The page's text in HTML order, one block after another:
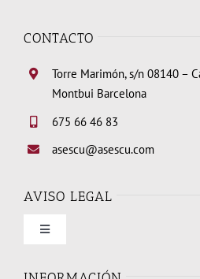
CONTACTO
Torre Marimón, s/n 08140 –
Montbui Barcelona
675 66 46 83
asescu@asescu.com
AVISO LEGAL
Toggle
Condiciones de uso